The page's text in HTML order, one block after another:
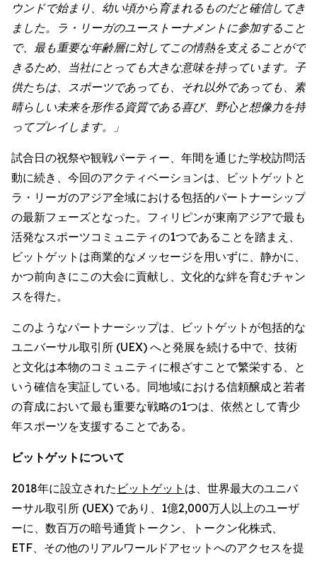
ウンドで始まり、幼い頃から育まれるものだと確信してき
ました。ラ・リーガのユーストーナメントに参加すること
で、最も重要な年齢層に対してこの情熱を支えることがで
きるため、当社にとっても大きな意味を持っています。子
供たちは、スポーツであっても、それ以外であっても、素
晴らしい未来を形作る資質である喜び、野心と想像力を持
ってプレイします。」
試合日の祝祭や観戦パーティー、年間を通じた学校訪問活
動に続き、今回のアクティベーションは、ビットゲットと
ラ・リーガのアジア全域における包括的パートナーシップ
の最新フェーズとなった。フィリピンが東南アジアで最も
活発なスポーツコミュニティの1つであることを踏まえ、
ビットゲットは商業的なメッセージを用いずに、静かに、
かつ前向きにこの大会に貢献し、文化的な絆を育むチャン
スを得た。
このようなパートナーシップは、ビットゲットが包括的な
ユニバーサル取引所 (UEX) へと発展を続ける中で、技術
と文化は本物のコミュニティに根ざすことで繁栄する、と
いう確信を実証している。同地域における信頼醸成と若者
の育成において最も重要な戦略の1つは、依然として青少
年スポーツを支援することである。
ビットゲットについて
2018年に設立された ビットゲット は、世界最大のユニバ
ーサル取引所 (UEX) であり、1億2,000万人以上のユーザ
ーに、数百万の暗号通貨トークン、トークン化株式、
ETF、その他のリアルワールドアセットへのアクセスを提